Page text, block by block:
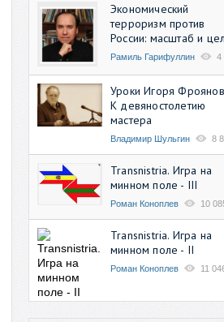
Экономический
терроризм против
России: масштаб и
Рамиль Гарифуллин 4
Уроки Игоря
К девяностолетию
мастера
Владимир Шульгин 8
Transnistria. Игра на
минном поле - III
Роман Коноплев 10
Transnistria. Игра на
минном поле - II
Роман Коноплев 11